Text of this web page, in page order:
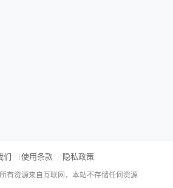
们 使用条款 隐私政策
有资源来自互联网，本站不存储任何资源